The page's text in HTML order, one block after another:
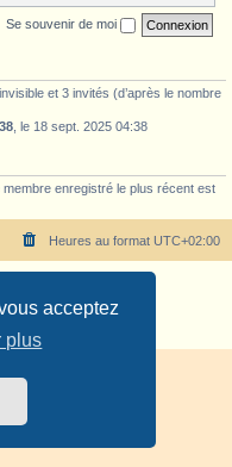
acceptez
plus
Se souvenir de moi
et 3 invités (d’après le nombre
, le 18 sept. 2025 04:38
membre enregistré le plus récent est
Heures au format UTC+02:00